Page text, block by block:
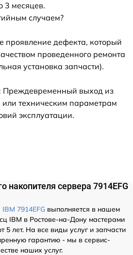
3 месяцев.
случаем?
проявление дефекта, который
проведенного ремонта
установка запчасти).
Преждевременный выход из
или техническим параметрам
эксплуатации.
накопителя сервера 7914EFG
7914EFG выполняется в нашем
IBM в Ростове-на-Дону мастерами
5 лет. На все виды услуг и запчасти
гарантию - мы в сервис-
наших услуг.